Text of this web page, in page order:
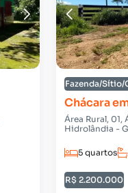
Fazenda/Sítio/
Chácara
Área Rural, 01,
Hidrolândia -
5 quartos
R$ 2.200.000